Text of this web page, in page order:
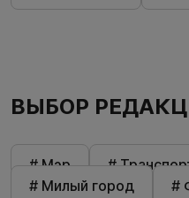
ВЫБОР
# Мэр #
# Милый город
#